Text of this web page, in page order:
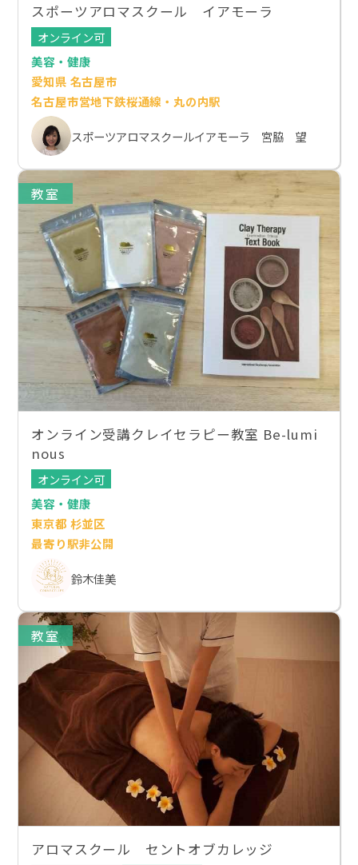
スポーツアロマスクール イアモーラ
オンライン可
美容・健康
愛知県 名古屋市
名古屋市営地下鉄桜通線・丸の内駅
スポーツアロマスクールイアモーラ 宮脇 望
教室
オンライン受講クレイセラピー教室 Be-lumi
nous
オンライン可
美容・健康
東京都 杉並区
最寄り駅非公開
鈴木佳美
教室
アロマスクール セントオブカレッジ